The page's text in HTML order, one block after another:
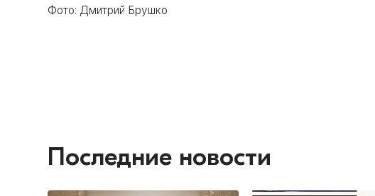
Фото: Дмитрий Брушко
Последние новости